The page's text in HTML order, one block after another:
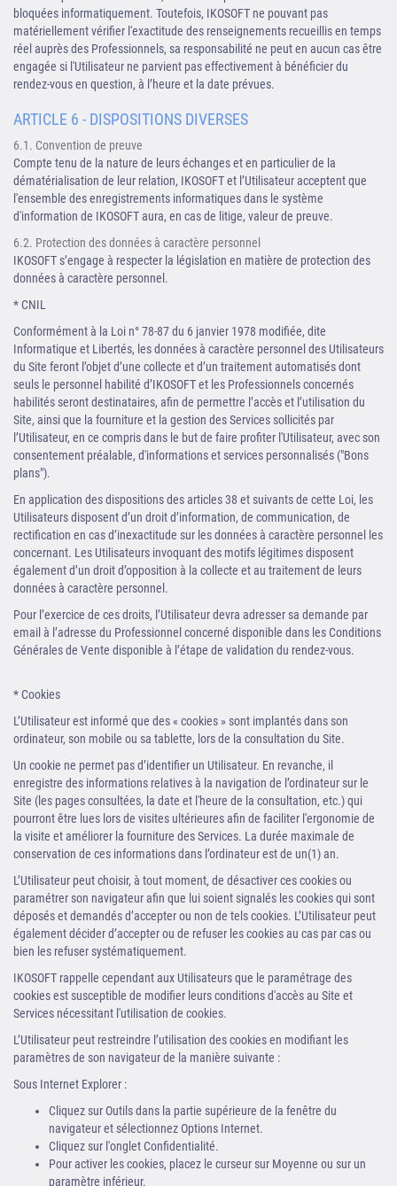
bloquées informatiquement. Toutefois, IKOSOFT ne pouvant pas
matériellement vérifier l'exactitude des renseignements recueillis en temps
réel auprès des Professionnels, sa responsabilité ne peut en aucun cas être
engagée si l'Utilisateur ne parvient pas effectivement à bénéficier du
rendez-vous en question, à l’heure et la date prévues.
ARTICLE 6 - DISPOSITIONS DIVERSES
6.1. Convention de preuve
Compte tenu de la nature de leurs échanges et en particulier de la
dématérialisation de leur relation, IKOSOFT et l’Utilisateur acceptent que
l'ensemble des enregistrements informatiques dans le système
d'information de IKOSOFT aura, en cas de litige, valeur de preuve.
6.2. Protection des données à caractère personnel
IKOSOFT s’engage à respecter la législation en matière de protection des
données à caractère personnel.
* CNIL
Conformément à la Loi n° 78-87 du 6 janvier 1978 modifiée, dite
Informatique et Libertés, les données à caractère personnel des Utilisateurs
du Site feront l’objet d’une collecte et d’un traitement automatisés dont
seuls le personnel habilité d’IKOSOFT et les Professionnels concernés
habilités seront destinataires, afin de permettre l’accès et l’utilisation du
Site, ainsi que la fourniture et la gestion des Services sollicités par
l’Utilisateur, en ce compris dans le but de faire profiter l'Utilisateur, avec son
consentement préalable, d'informations et services personnalisés ("Bons
plans").
En application des dispositions des articles 38 et suivants de cette Loi, les
Utilisateurs disposent d’un droit d’information, de communication, de
rectification en cas d’inexactitude sur les données à caractère personnel les
concernant. Les Utilisateurs invoquant des motifs légitimes disposent
également d’un droit d’opposition à la collecte et au traitement de leurs
données à caractère personnel.
Pour l’exercice de ces droits, l’Utilisateur devra adresser sa demande par
email à l’adresse du Professionnel concerné disponible dans les Conditions
Générales de Vente disponible à l’étape de validation du rendez-vous.
* Cookies
L’Utilisateur est informé que des « cookies » sont implantés dans son
ordinateur, son mobile ou sa tablette, lors de la consultation du Site.
Un cookie ne permet pas d’identifier un Utilisateur. En revanche, il
enregistre des informations relatives à la navigation de l’ordinateur sur le
Site (les pages consultées, la date et l'heure de la consultation, etc.) qui
pourront être lues lors de visites ultérieures afin de faciliter l'ergonomie de
la visite et améliorer la fourniture des Services. La durée maximale de
conservation de ces informations dans l’ordinateur est de un(1) an.
L’Utilisateur peut choisir, à tout moment, de désactiver ces cookies ou
paramétrer son navigateur afin que lui soient signalés les cookies qui sont
déposés et demandés d’accepter ou non de tels cookies. L’Utilisateur peut
également décider d’accepter ou de refuser les cookies au cas par cas ou
bien les refuser systématiquement.
IKOSOFT rappelle cependant aux Utilisateurs que le paramétrage des
cookies est susceptible de modifier leurs conditions d'accès au Site et
Services nécessitant l'utilisation de cookies.
L’Utilisateur peut restreindre l’utilisation des cookies en modifiant les
paramètres de son navigateur de la manière suivante :
Sous Internet Explorer :
Cliquez sur Outils dans la partie supérieure de la fenêtre du
navigateur et sélectionnez Options Internet.
Cliquez sur l'onglet Confidentialité.
Pour activer les cookies, placez le curseur sur Moyenne ou sur un
paramètre inférieur.